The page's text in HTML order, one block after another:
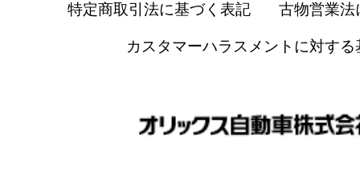
特定商取引法に基づく表記 古物営業法
カスタマーハラスメントに対する